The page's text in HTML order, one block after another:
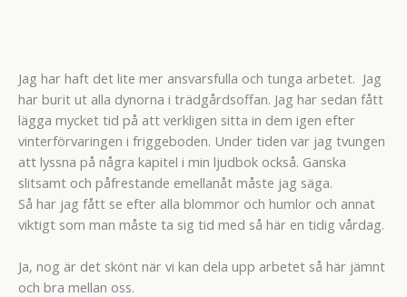
Jag har haft det lite mer ansvarsfulla och tunga arbetet. Jag
har burit ut alla dynorna i trädgårdsoffan. Jag har sedan fått
lägga mycket tid på att verkligen sitta in dem igen efter
vinterförvaringen i friggeboden. Under tiden var jag tvungen
att lyssna på några kapitel i min ljudbok också. Ganska
slitsamt och påfrestande emellanåt måste jag säga.
Så har jag fått se efter alla blommor och humlor och annat
viktigt som man måste ta sig tid med så här en tidig vårdag.
Ja, nog är det skönt när vi kan dela upp arbetet så här jämnt
och bra mellan oss.